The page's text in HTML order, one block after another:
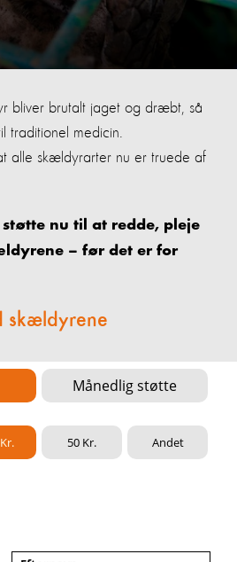
bliver brutalt jaget og dræbt, så
traditionel medicin.
alle skældyrarter nu er truede af
nu til at redde, pleje
– før det er for
skældyrene